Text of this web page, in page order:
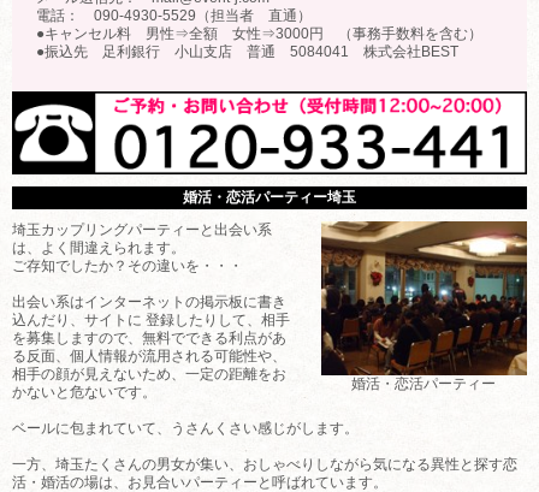
電話： 090-4930-5529（担当者 直通）
●キャンセル料 男性⇒全額 女性⇒3000円 （事務手数料を含む）
●振込先 足利銀行 小山支店 普通 5084041 株式会社BEST
婚活・恋活パーティー埼玉
婚活・恋活パーティー
埼玉カップリングパーティーと出会い系
は、よく間違えられます。
ご存知でしたか？その違いを・・・
出会い系はインターネットの掲示板に書き
込んだり、サイトに 登録したりして、相手
を募集しますので、無料でできる利点があ
る反面、個人情報が流用される可能性や、
相手の顔が見えないため、一定の距離をお
かないと危ないです。
ベールに包まれていて、うさんくさい感じがします。
一方、埼玉たくさんの男女が集い、おしゃべりしながら気になる異性と探す恋
活・婚活の場は、お見合いパーティーと呼ばれています。